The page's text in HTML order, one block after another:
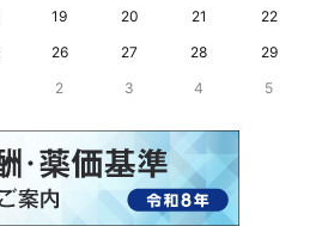
19 20 21
22
26 27 28
29
2 3 4 5